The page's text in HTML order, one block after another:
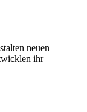
neuen
ihr